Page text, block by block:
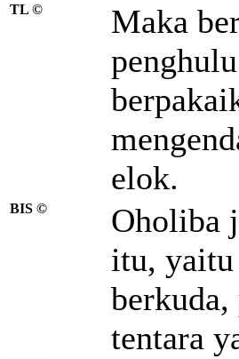
TL ©
Maka
elok.
BIS ©
Oholiba
itu, yaitu
berkuda,
tentara